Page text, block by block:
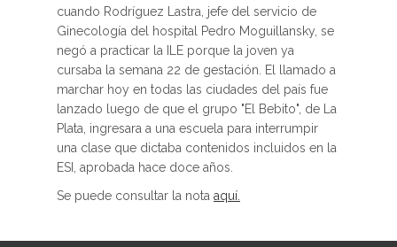
cuando Rodríguez Lastra, jefe del servicio de
Ginecología del hospital Pedro Moguillansky, se
negó a practicar la ILE porque la joven ya
cursaba la semana 22 de gestación. El llamado a
marchar hoy en todas las ciudades del país fue
lanzado luego de que el grupo "El Bebito", de La
Plata, ingresara a una escuela para interrumpir
una clase que dictaba contenidos incluidos en la
ESI, aprobada hace doce años.
Se puede consultar la nota aquí.